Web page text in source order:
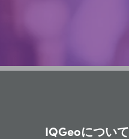
IQGeoについて